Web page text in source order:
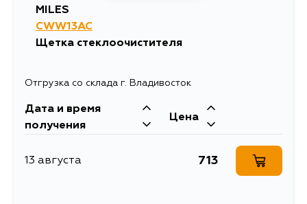
MILES
CWW13AC
Щетка стеклоочистителя
Отгрузка со склада г. Владивосток
Дата и время
получения
Цена
13 августа 713